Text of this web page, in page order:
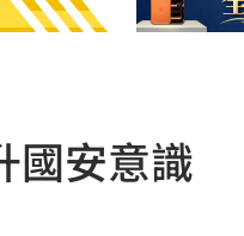
國安意識